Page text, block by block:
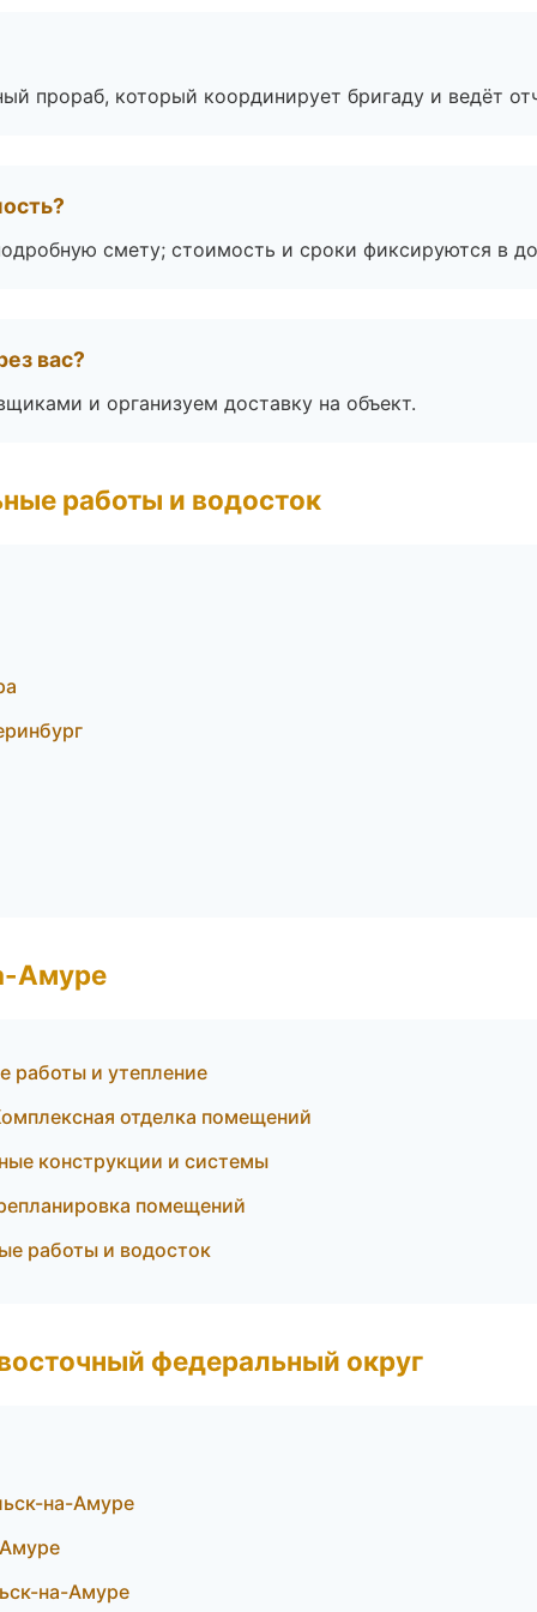
прораб, который координирует бригаду и ведёт
смету; стоимость и сроки фиксируются в
вас?
и организуем доставку на объект.
работы и водосток
Амуре
и утепление
отделка помещений
конструкции и системы
помещений
работы и водосток
федеральный округ
на-Амуре
на-Амуре